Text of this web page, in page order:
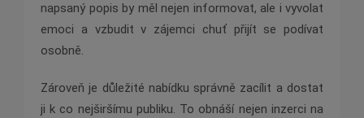
napsaný popis by měl nejen informovat, ale i vyvolat
emoci a vzbudit v zájemci chuť přijít se podívat
osobně.
Zároveň je důležité nabídku správně zacílit a dostat
ji k co nejširšímu publiku. To obnáší nejen inzerci na